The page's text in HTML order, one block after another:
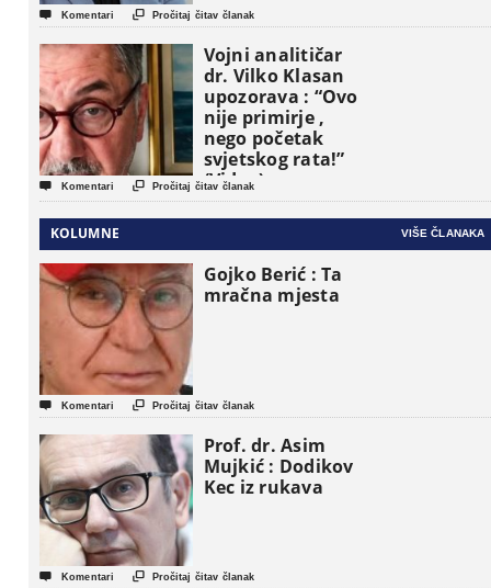
 Komentari  Pročitaj čitav članak
Vojni analitičar
dr. Vilko Klasan
upozorava : “Ovo
nije primirje ,
nego početak
svjetskog rata!”
(Video)
 Komentari  Pročitaj čitav članak
KOLUMNE VIŠE ČLANAKA
Gojko Berić : Ta
mračna mjesta
 Komentari  Pročitaj čitav članak
Prof. dr. Asim
Mujkić : Dodikov
Kec iz rukava
 Komentari  Pročitaj čitav članak